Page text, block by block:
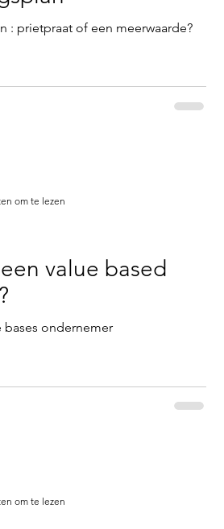
: prietpraat of een meerwaarde?
value based
bases ondernemer
om te lezen
om te lezen